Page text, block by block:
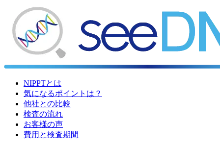
NIPPTとは
気になるポイントは？
他社との比較
検査の流れ
お客様の声
費用と検査期間